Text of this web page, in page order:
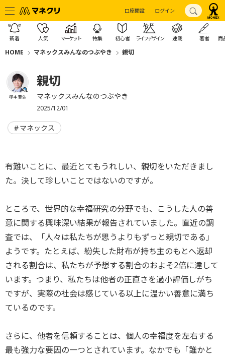
口座開設 ログイン
新着 人気 マーケット 特集 初心者 ライフデザイン 連載 著者 商
HOME マネックスみんなのつぶやき 親切
塚本 憲弘
親切
マネックスみんなのつぶやき
2025/12/01
マネックス
有難いことに、最近とてもうれしい、親切をいただきまし
た。決して珍しいことではないのですが。
ところで、世界的な幸福研究の分野でも、こうした人の善
意に関する興味深い結果が報告されていました。直近の調
査では、「人々は私たちが思うよりもずっと親切である」
ようです。たとえば、紛失した財布が持ち主のもとへ返却
される割合は、私たちが予想する割合のおよそ2倍に達して
います。つまり、私たちは他者の正直さを過小評価しがち
ですが、実際の社会は感じている以上に温かい善意に満ち
ているのです。
さらに、他者を信頼することは、個人の幸福度を左右する
最も強力な要因の一つとされています。なかでも「誰かと